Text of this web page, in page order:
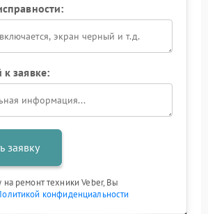
заявке:
заявку
на ремонт техники Veber, Вы
конфиденциальности